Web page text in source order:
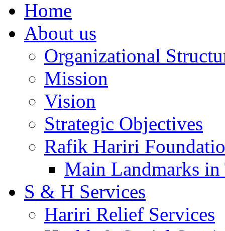
Home
About us
Organizational
Mission
Vision
Strategic Objectives
Rafik Hariri
Main Landmarks
S & H Services
Hariri Relief Services